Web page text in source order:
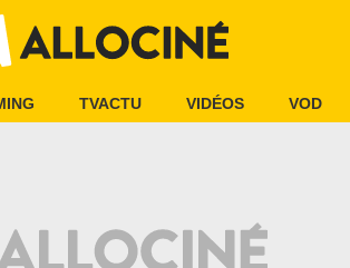
TVACTU VIDÉOS VOD